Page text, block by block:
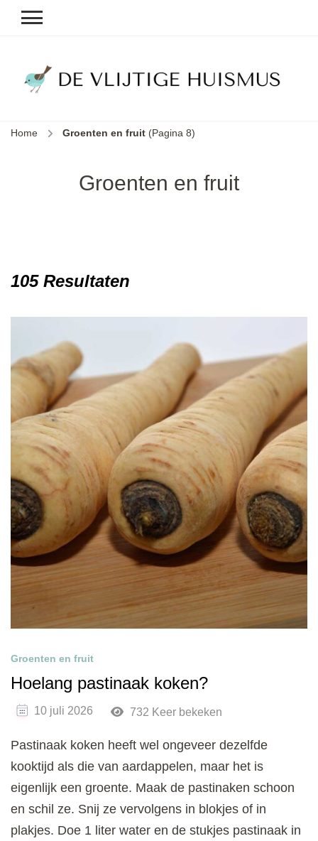
Home Groenten en fruit (Pagina 8)
Groenten en fruit
105 Resultaten
Groenten en fruit
Hoelang pastinaak koken?
10 juli 2026 732 Keer bekeken
Pastinaak koken heeft wel ongeveer dezelfde
kooktijd als die van aardappelen, maar het is
eigenlijk een groente. Maak de pastinaken schoon
en schil ze. Snij ze vervolgens in blokjes of in
plakjes. Doe 1 liter water en de stukjes pastinaak in